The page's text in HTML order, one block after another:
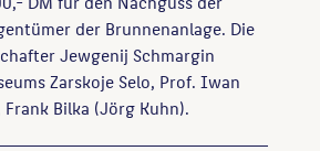
der Brunnenanlage. Die
Jewgenij Schmargin
Zarskoje Selo, Prof. Iwan
Bilka (Jörg Kuhn).